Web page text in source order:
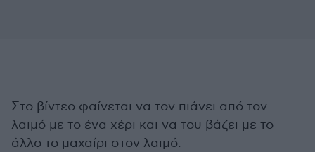
Στο βίντεο φαίνεται να τον πιάνει από τον
λαιμό με το ένα χέρι και να του βάζει με το
άλλο το μαχαίρι στον λαιμό.